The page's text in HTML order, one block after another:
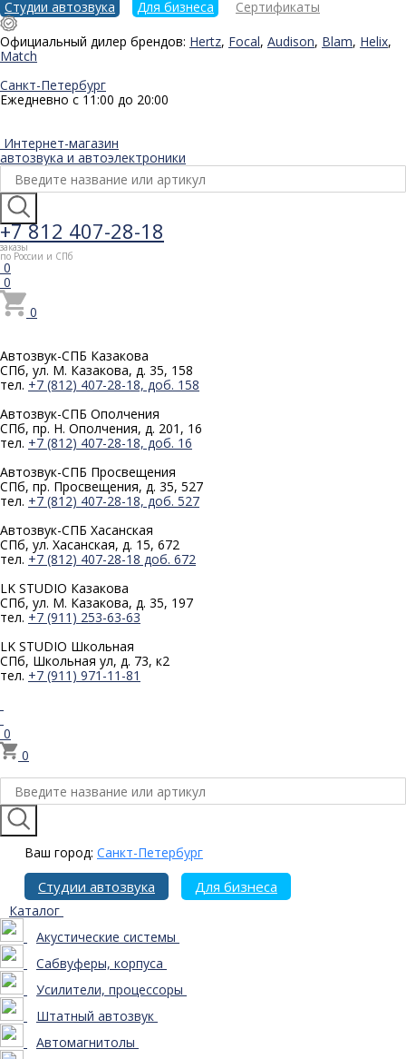
Студии автозвука Для бизнеса
Сертификаты
Официальный дилер брендов: Hertz, Focal, Audison, Blam, Helix,
Match
Санкт-Петербург
Ежедневно с 11:00 до 20:00
Интернет-магазин
автозвука и автоэлектроники
+7 812 407-28-18
заказы
по России и СПб
0
0
0
Автозвук-СПБ Казакова
СПб, ул. М. Казакова, д. 35, 158
тел. +7 (812) 407-28-18, доб. 158
Автозвук-СПБ Ополчения
СПб, пр. Н. Ополчения, д. 201, 16
тел. +7 (812) 407-28-18, доб. 16
Автозвук-СПБ Просвещения
СПб, пр. Просвещения, д. 35, 527
тел. +7 (812) 407-28-18, доб. 527
Автозвук-СПБ Хасанская
СПб, ул. Хасанская, д. 15, 672
тел. +7 (812) 407-28-18 доб. 672
LK STUDIO Казакова
СПб, ул. М. Казакова, д. 35, 197
тел. +7 (911) 253-63-63
LK STUDIO Школьная
СПб, Школьная ул, д. 73, к2
тел. +7 (911) 971-11-81
0
0
Ваш город: Санкт-Петербург
Студии автозвука Для бизнеса
Каталог
Акустические системы
Сабвуферы, корпуса
Усилители, процессоры
Штатный автозвук
Автомагнитолы